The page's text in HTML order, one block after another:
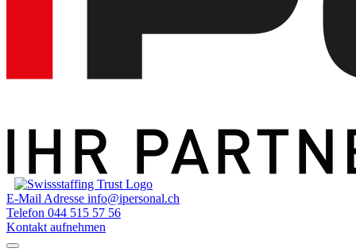
E-Mail Adresse info@ipersonal.ch
Telefon 044 515 57 56
Kontakt aufnehmen